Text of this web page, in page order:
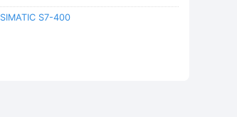
SIMATIC S7-400